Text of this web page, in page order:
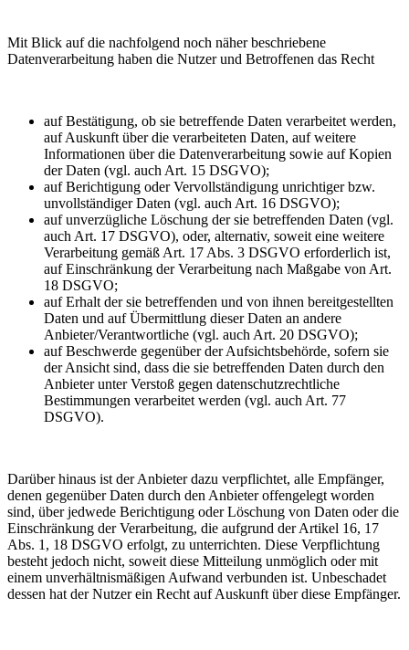
Mit Blick auf die nachfolgend noch näher beschriebene
Datenverarbeitung haben die Nutzer und Betroffenen das Recht
auf Bestätigung, ob sie betreffende Daten verarbeitet werden,
auf Auskunft über die verarbeiteten Daten, auf weitere
Informationen über die Datenverarbeitung sowie auf Kopien
der Daten (vgl. auch Art. 15 DSGVO);
auf Berichtigung oder Vervollständigung unrichtiger bzw.
unvollständiger Daten (vgl. auch Art. 16 DSGVO);
auf unverzügliche Löschung der sie betreffenden Daten (vgl.
auch Art. 17 DSGVO), oder, alternativ, soweit eine weitere
Verarbeitung gemäß Art. 17 Abs. 3 DSGVO erforderlich ist,
auf Einschränkung der Verarbeitung nach Maßgabe von Art.
18 DSGVO;
auf Erhalt der sie betreffenden und von ihnen bereitgestellten
Daten und auf Übermittlung dieser Daten an andere
Anbieter/Verantwortliche (vgl. auch Art. 20 DSGVO);
auf Beschwerde gegenüber der Aufsichtsbehörde, sofern sie
der Ansicht sind, dass die sie betreffenden Daten durch den
Anbieter unter Verstoß gegen datenschutzrechtliche
Bestimmungen verarbeitet werden (vgl. auch Art. 77
DSGVO).
Darüber hinaus ist der Anbieter dazu verpflichtet, alle Empfänger,
denen gegenüber Daten durch den Anbieter offengelegt worden
sind, über jedwede Berichtigung oder Löschung von Daten oder die
Einschränkung der Verarbeitung, die aufgrund der Artikel 16, 17
Abs. 1, 18 DSGVO erfolgt, zu unterrichten. Diese Verpflichtung
besteht jedoch nicht, soweit diese Mitteilung unmöglich oder mit
einem unverhältnismäßigen Aufwand verbunden ist. Unbeschadet
dessen hat der Nutzer ein Recht auf Auskunft über diese Empfänger.